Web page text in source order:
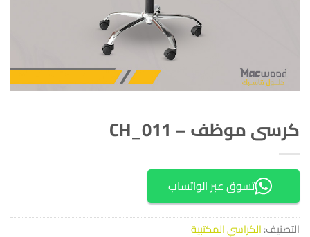
كرسى موظف – CH_011
تسوق عبر الواتساب
التصنيف:الكراسي المكتبية